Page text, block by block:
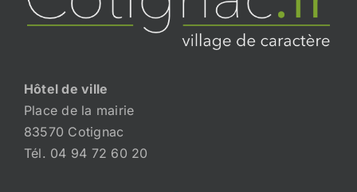
Hôtel de ville
Place de la mairie
83570 Cotignac
Tél. 04 94 72 60 20